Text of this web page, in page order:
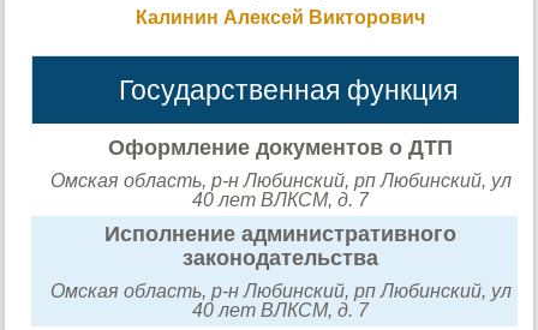
Калинин Алексей Викторович
Государственная функция
Оформление документов о ДТП
Омская область, р-н Любинский, рп Любинский, ул
40 лет ВЛКСМ, д. 7
Исполнение административного
законодательства
Омская область, р-н Любинский, рп Любинский, ул
40 лет ВЛКСМ, д. 7